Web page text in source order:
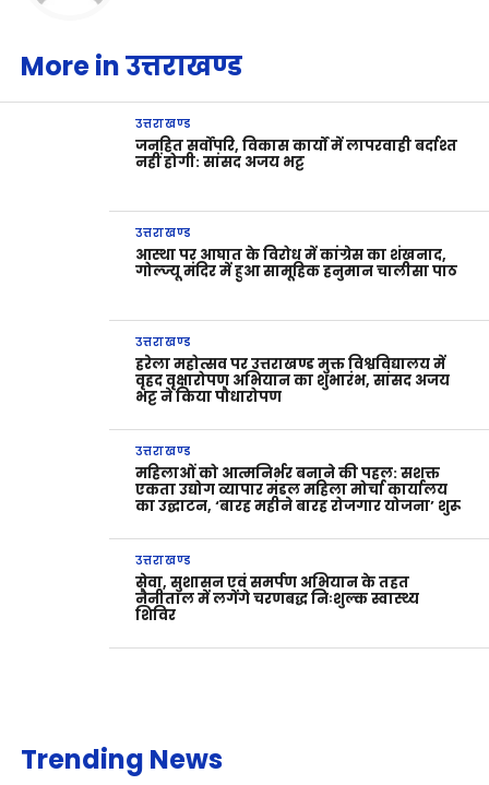
More in उत्तराखण्ड
उत्तराखण्ड
जनहित सर्वोपरि, विकास कार्यों में लापरवाही बर्दाश्त
नहीं होगी: सांसद अजय भट्ट
उत्तराखण्ड
आस्था पर आघात के विरोध में कांग्रेस का शंखनाद,
गोल्ज्यू मंदिर में हुआ सामूहिक हनुमान चालीसा पाठ
उत्तराखण्ड
हरेला महोत्सव पर उत्तराखण्ड मुक्त विश्वविद्यालय में
वृहद वृक्षारोपण अभियान का शुभारंभ, सांसद अजय
भट्ट ने किया पौधारोपण
उत्तराखण्ड
महिलाओं को आत्मनिर्भर बनाने की पहल: सशक्त
एकता उद्योग व्यापार मंडल महिला मोर्चा कार्यालय
का उद्घाटन, ‘बारह महीने बारह रोजगार योजना’ शुरू
उत्तराखण्ड
सेवा, सुशासन एवं समर्पण अभियान के तहत
नैनीताल में लगेंगे चरणबद्ध निःशुल्क स्वास्थ्य
शिविर
Trending News